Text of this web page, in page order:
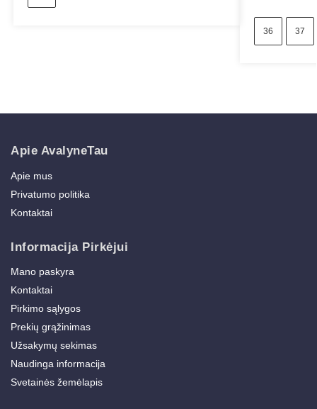
36 37
Apie AvalyneTau
Apie mus
Privatumo politika
Kontaktai
Informacija Pirkėjui
Mano paskyra
Kontaktai
Pirkimo sąlygos
Prekių grąžinimas
Užsakymų sekimas
Naudinga informacija
Svetainės žemėlapis